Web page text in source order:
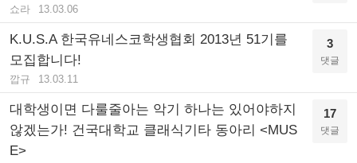
쇼라 13.03.06
K.U.S.A 한국유네스코학생협회 2013년 51기를
모집합니다!
깝규 13.03.11
3
댓글
대학생이면 다룰줄아는 악기 하나는 있어야하지
않겠는가! 건국대학교 클래식기타 동아리 <MUS
E>
17
댓글